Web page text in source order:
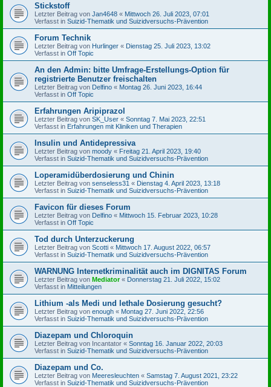
Stickstoff
Letzter Beitrag von Jan4648 « Mittwoch 26. Juli 2023, 07:01
Verfasst in Suizid-Thematik und Suizidversuchs-Prävention
Forum Technik
Letzter Beitrag von Hurlinger « Dienstag 25. Juli 2023, 13:02
Verfasst in Off Topic
An den Admin: bitte Umfrage-Erstellungs-Option für
registrierte Benutzer freischalten
Letzter Beitrag von Delfino « Montag 26. Juni 2023, 16:44
Verfasst in Off Topic
Erfahrungen Aripiprazol
Letzter Beitrag von SK_User « Sonntag 7. Mai 2023, 22:51
Verfasst in Erfahrungen mit Kliniken und Therapien
Insulin und Antidepressiva
Letzter Beitrag von moody « Freitag 21. April 2023, 19:40
Verfasst in Suizid-Thematik und Suizidversuchs-Prävention
Loperamidüberdosierung und Chinin
Letzter Beitrag von senseless31 « Dienstag 4. April 2023, 13:18
Verfasst in Suizid-Thematik und Suizidversuchs-Prävention
Favicon für dieses Forum
Letzter Beitrag von Delfino « Mittwoch 15. Februar 2023, 10:28
Verfasst in Off Topic
Tod durch Unterzuckerung
Letzter Beitrag von Scotti « Mittwoch 17. August 2022, 06:57
Verfasst in Suizid-Thematik und Suizidversuchs-Prävention
WARNUNG Internetkriminalität auch im DIGNITAS Forum
Letzter Beitrag von Mediator« Donnerstag 21. Juli 2022, 15:02
Verfasst in Mitteilungen
Lithium -als Medi und lethale Dosierung gesucht?
Letzter Beitrag von enough « Montag 27. Juni 2022, 22:56
Verfasst in Suizid-Thematik und Suizidversuchs-Prävention
Diazepam und Chloroquin
Letzter Beitrag von Incantator « Sonntag 16. Januar 2022, 20:03
Verfasst in Suizid-Thematik und Suizidversuchs-Prävention
Diazepam und Co.
Letzter Beitrag von Meeresleuchten « Samstag 7. August 2021, 23:22
Verfasst in Suizid-Thematik und Suizidversuchs-Prävention